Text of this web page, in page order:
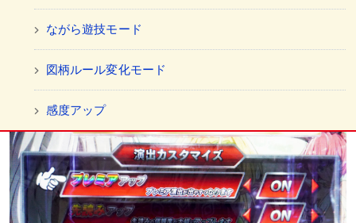
ながら遊技モード
図柄ルール変化モード
感度アップ